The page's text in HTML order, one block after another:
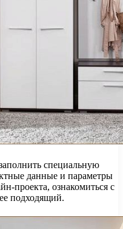
специальную
данные и параметры
проекта, ознакомиться с
подходящий.